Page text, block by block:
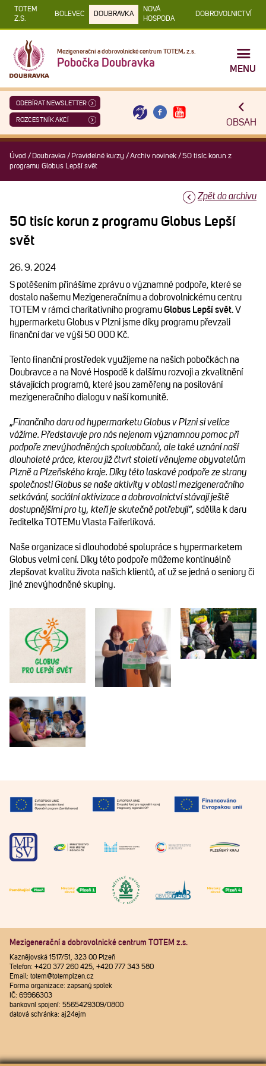
TOTEM
Z.S.
BOLEVEC DOUBRAVKA
NOVÁ
HOSPODA
DOBROVOLNICTVÍ
Mezigenerační a dobrovolnické centrum TOTEM, z.s.
Pobočka Doubravka
MENU
ODEBÍRAT NEWSLETTER
ROZCESTNÍK AKCÍ OBSAH
Úvod / Doubravka / Pravidelné kurzy /Archiv novinek /50 tisíc korun z
programu Globus Lepší svět
Zpět do archivu
50 tisíc korun z programu Globus Lepší
svět
26. 9. 2024
S potěšením přinášíme zprávu o významné podpoře, které se
dostalo našemu Mezigeneračnímu a dobrovolnickému centru
TOTEM v rámci charitativního programuGlobus Lepší svět. V
hypermarketu Globus v Plzni jsme díky programu převzali
finanční dar ve výši 50 000 Kč.
Tento finanční prostředek využijeme na našich pobočkách na
Doubravce a na Nové Hospodě k dalšímu rozvoji a zkvalitnění
stávajících programů, které jsou zaměřeny na posilování
mezigeneračního dialogu v naší komunitě.
„Finančního daru od hypermarketu Globus v Plzni si velice
vážíme. Představuje pro nás nejenom významnou pomoc při
podpoře znevýhodněných spoluobčanů, ale také uznání naší
dlouholeté práce, kterou již čtvrt století věnujeme obyvatelům
Plzně a Plzeňského kraje. Díky této laskavé podpoře ze strany
společnosti Globus se naše aktivity v oblasti mezigeneračního
setkávání, sociální aktivizace a dobrovolnictví stávají ještě
dostupnějšími pro ty, kteří je skutečně potřebují“, sdělila k daru
ředitelka TOTEMu Vlasta Faiferlíková.
Naše organizace si dlouhodobé spolupráce s hypermarketem
Globus velmi cení. Díky této podpoře můžeme kontinuálně
zlepšovat kvalitu života našich klientů, ať už se jedná o seniory či
jiné znevýhodněné skupiny.
Mezigenerační a dobrovolnické centrum TOTEM z.s.
Kaznějovská 1517/51, 323 00 Plzeň
Telefon: +420 377 260 425, +420 777 343 580
Email: totem@totemplzen.cz
Forma organizace: zapsaný spolek
IČ: 69966303
bankovní spojení: 5565429309/0800
datová schránka: aj24ejm